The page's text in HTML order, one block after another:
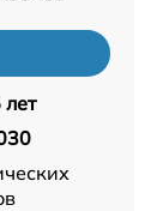
лет